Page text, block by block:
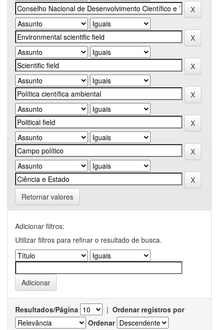
Retornar valores
Adicionar filtros:
Utilizar filtros para refinar o resultado de busca.
Resultados/Página | Ordenar registros por
Ordenar